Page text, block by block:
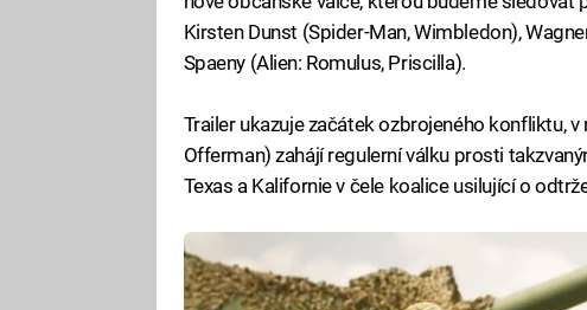
Kirsten Dunst (Spider-Man, Wimbledon),
Spaeny (Alien: Romulus, Priscilla).
Trailer ukazuje začátek ozbrojeného konfliktu,
Offerman) zahájí regulerní válku prosti
Texas a Kalifornie v čele koalice usilující o